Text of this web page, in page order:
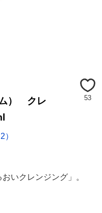
） クレ
53
いクレンジング」。